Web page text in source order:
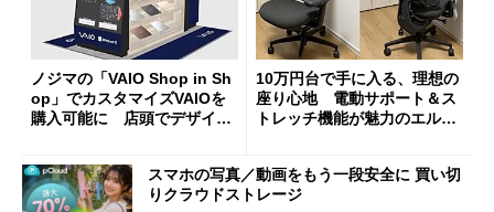
ノジマの「VAIO Shop in Sh
op」でカスタマイズVAIOを
購入可能に 店頭でデザイン
10万円台で手に入る、理想の
座り心地 電動サポート＆ス
トレッチ機能が魅力のエルゴ
スマホの写真／動画をもう一段安全に 買い切
りクラウドストレージ